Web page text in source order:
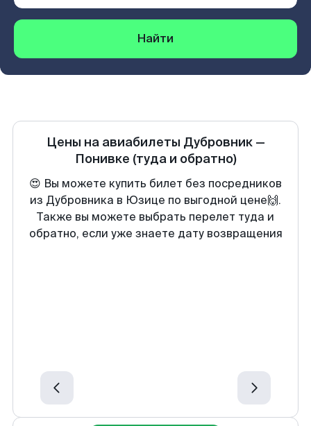
Найти
Цены на авиабилеты Дубровник—
Понивке (туда и обратно)
😍 Вы можете купить билет без посредников
из Дубровника в Юзице по выгодной цене🙌.
Также вы можете выбрать перелет туда и
обратно, если уже знаете дату возвращения